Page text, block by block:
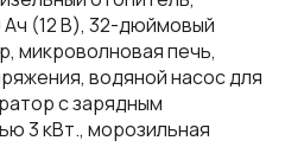
(12 В), 32-дюймовый
микроволновая печь,
водяной насос для
с зарядным
3 кВт., морозильная